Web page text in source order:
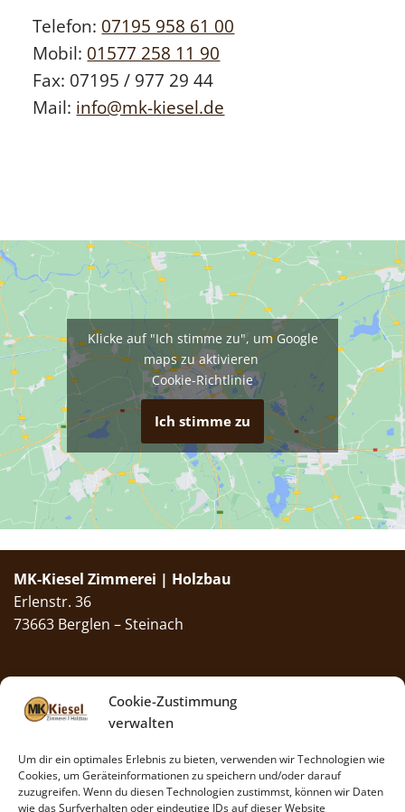
Cookie-Zustimmung
verwalten
Um dir ein optimales Erlebnis zu bieten, verwenden wir Technologien wie
Cookies, um Geräteinformationen zu speichern und/oder darauf
zuzugreifen. Wenn du diesen Technologien zustimmst, können wir Daten
wie das Surfverhalten oder eindeutige IDs auf dieser Website
Telefon: 07195 958 61 00
Mobil: 01577 258 11 90
Fax: 07195 / 977 29 44
Mail: info@mk-kiesel.de
Klicke auf "Ich stimme zu", um Google
maps zu aktivieren
Cookie-Richtlinie
Ich stimme zu
MK-Kiesel Zimmerei | Holzbau
Erlenstr. 36
73663 Berglen – Steinach
Bürozeiten: Mo.–Fr. 8–13 Uhr
Kontakt
Mobil:01577 258 11 90
Fax: 07195 / 977 29 44
Mail:info@mk-kiesel.de